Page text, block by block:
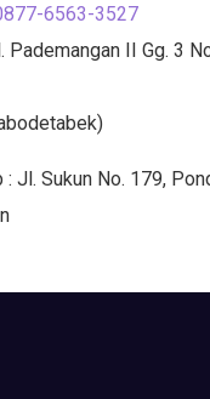
6563-3527
Pademangan II Gg. 3
Jl. Sukun No. 179,